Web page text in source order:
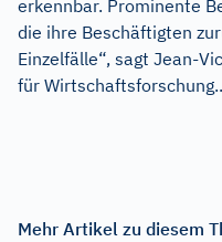
erkennbar. Prominente
die ihre Beschäftigten
Einzelfälle“, sagt Jean-
für
Mehr Artikel zu diesem